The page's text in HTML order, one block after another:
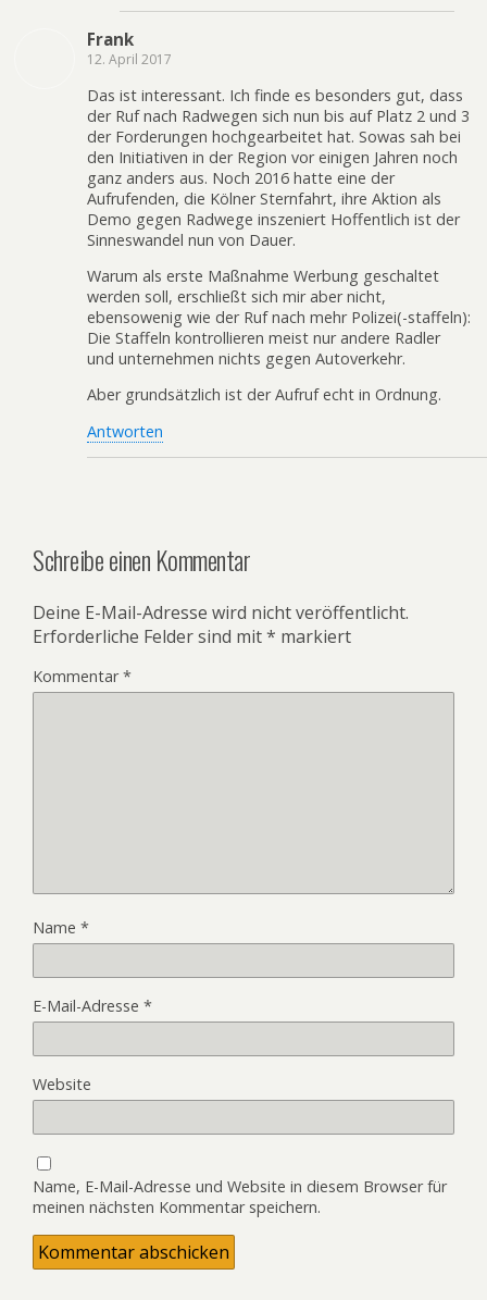
Frank
12. April 2017
Das ist interessant. Ich finde es besonders gut, dass
der Ruf nach Radwegen sich nun bis auf Platz 2 und 3
der Forderungen hochgearbeitet hat. Sowas sah bei
den Initiativen in der Region vor einigen Jahren noch
ganz anders aus. Noch 2016 hatte eine der
Aufrufenden, die Kölner Sternfahrt, ihre Aktion als
Demo gegen Radwege inszeniert Hoffentlich ist der
Sinneswandel nun von Dauer.
Warum als erste Maßnahme Werbung geschaltet
werden soll, erschließt sich mir aber nicht,
ebensowenig wie der Ruf nach mehr Polizei(-staffeln):
Die Staffeln kontrollieren meist nur andere Radler
und unternehmen nichts gegen Autoverkehr.
Aber grundsätzlich ist der Aufruf echt in Ordnung.
Antworten
Schreibe einen Kommentar
Deine E-Mail-Adresse wird nicht veröffentlicht.
Erforderliche Felder sind mit* markiert
Kommentar*
Name *
E-Mail-Adresse *
Website
Name, E-Mail-Adresse und Website in diesem Browser für
meinen nächsten Kommentar speichern.